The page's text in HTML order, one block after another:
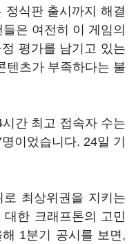
정식판 출시까지 해결
은 여전히 이 게임의
평가를 남기고 있는
텐츠가 부족하다는 불
간 최고 접속자 수는
이었습니다. 24일 기
최상위권을 지키는
한 크래프톤의 고민
1분기 공시를 보면,